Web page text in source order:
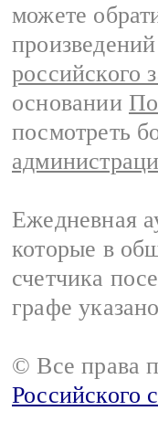
можете
российского
основании
посмотреть
Ежедневная
которые в
счетчика
графе
© Все права
Российского